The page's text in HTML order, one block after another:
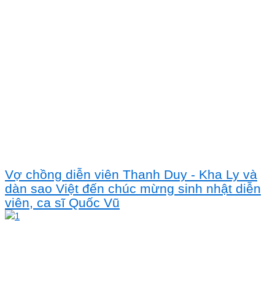
Vợ chồng diễn viên Thanh Duy - Kha Ly và
dàn sao Việt đến chúc mừng sinh nhật diễn
viên, ca sĩ Quốc Vũ